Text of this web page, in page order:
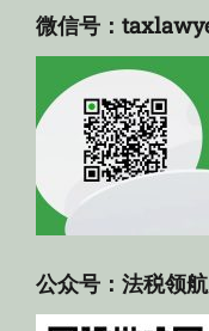
微信号：
公众号：法税领